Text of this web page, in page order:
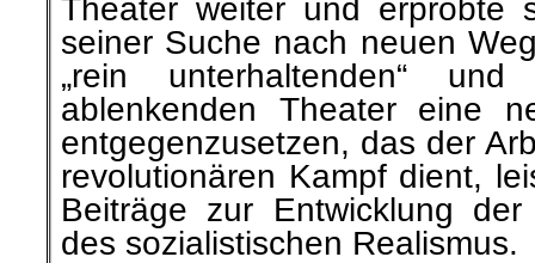
Theater weiter und erprobte
seiner Suche nach neuen
„rein unterhaltenden“ und
ablenkenden Theater eine
entgegenzusetzen, das der
revolutionären Kampf dient,
Beiträge zur Entwicklung
des sozialistischen Realismus.